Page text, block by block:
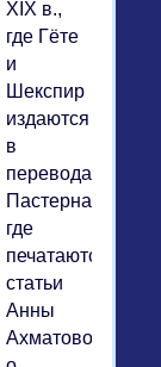
XIX в.,
где Гёте
и
Шекспир
издаются
в
переводах
Пастернака,
где
печатаются
статьи
Анны
Ахматовой